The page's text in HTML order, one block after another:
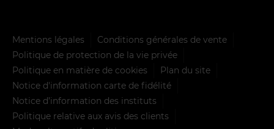
Mentions légales
Conditions générales de vente
Politique de protection de la vie privée
Politique en matière de cookies
Plan du site
Notice d'information carte de fidélité
Notice d’information des instituts
Politique relative aux avis des clients